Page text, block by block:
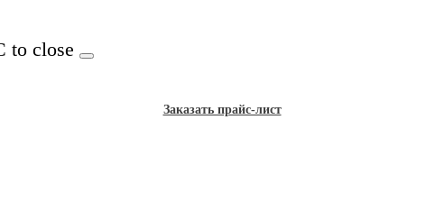
to close
Заказать прайс-лист